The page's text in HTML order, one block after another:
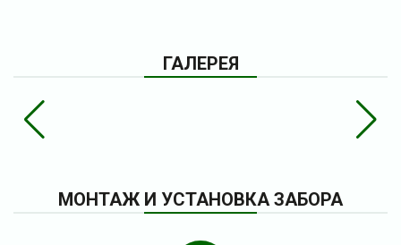
ГАЛЕРЕЯ
МОНТАЖ И УСТАНОВКА ЗАБОРА